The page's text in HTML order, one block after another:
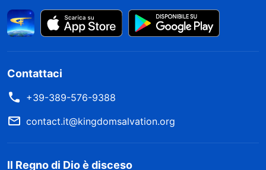
Contattaci
+39-389-576-9388
contact.it@kingdomsalvation.org
Il Regno di Dio è disceso